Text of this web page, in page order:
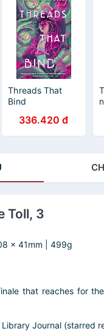
Threads That
Bind
336.420 đ
Toll, 3
x 41mm | 499g
that reaches for
Journal (starred